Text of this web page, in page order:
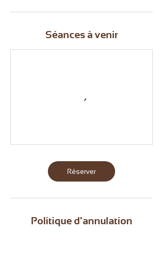
Séances à venir
Réserver
Politique d'annulation